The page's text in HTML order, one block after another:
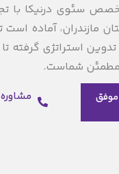
سئوی درنیکا با
مازندران، آماده
تدوین استراتژی گرفته
مطمئن شماست.